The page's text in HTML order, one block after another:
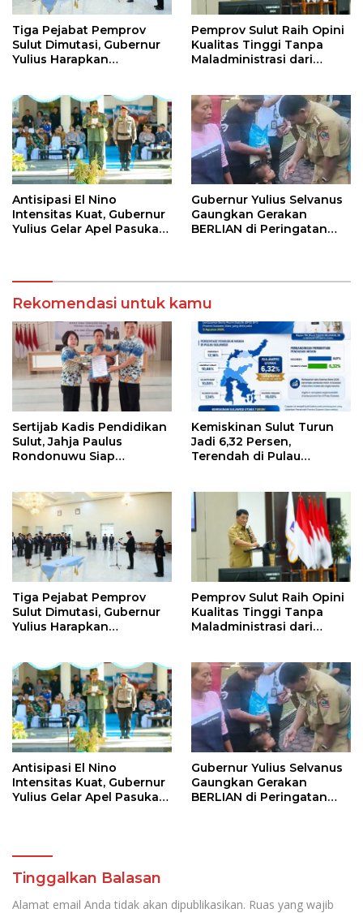
Tiga Pejabat Pemprov
Sulut Dimutasi, Gubernur
Yulius Harapkan
Pemprov Sulut Raih Opini
Kualitas Tinggi Tanpa
Maladministrasi dari
Antisipasi El Nino
Intensitas Kuat, Gubernur
Yulius Gelar Apel Pasukan
Gubernur Yulius Selvanus
Gaungkan Gerakan
BERLIAN di Peringatan
Rekomendasi untuk kamu
Sertijab Kadis Pendidikan
Sulut, Jahja Paulus
Rondonuwu Siap
Kemiskinan Sulut Turun
Jadi 6,32 Persen,
Terendah di Pulau
Tiga Pejabat Pemprov
Sulut Dimutasi, Gubernur
Yulius Harapkan
Pemprov Sulut Raih Opini
Kualitas Tinggi Tanpa
Maladministrasi dari
Antisipasi El Nino
Intensitas Kuat, Gubernur
Yulius Gelar Apel Pasukan
Gubernur Yulius Selvanus
Gaungkan Gerakan
BERLIAN di Peringatan
Tinggalkan Balasan
Alamat email Anda tidak akan dipublikasikan. Ruas yang wajib